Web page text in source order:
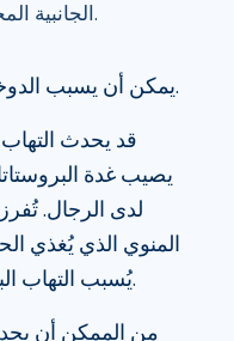
الجانبية المحتملة للاحتلام التي تُلاحظ عادةً.
يمكن أن يسبب الدوخة وألم الجسم والتعب.
قد يحدث التهاب
يصيب غدة
لدى الرجال.
المنوي الذي يُغذي
يُسبب التهاب البروستاتا ألمًا عند التبول.
من الممكن أن